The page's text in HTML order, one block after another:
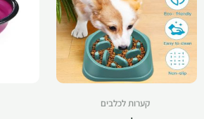
קערות לכלבים